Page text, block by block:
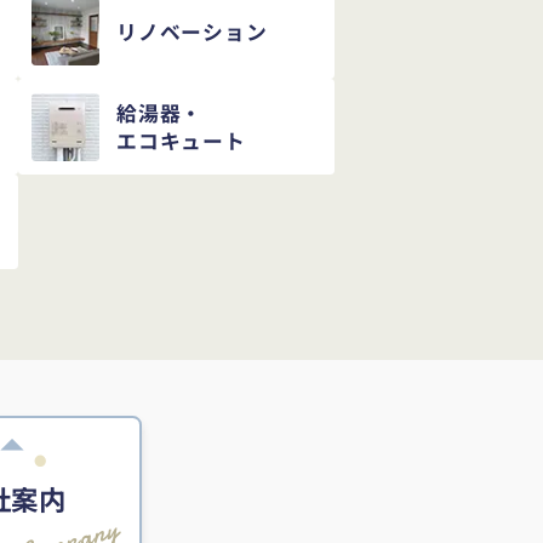
リノベーション
給湯器・
エコキュート
案内